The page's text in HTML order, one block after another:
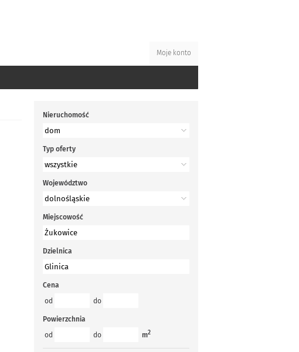
Moje konto
Nieruchomość
Typ oferty
Województwo
Miejscowość
Dzielnica
Cena
od
do
Powierzchnia
od
do m2